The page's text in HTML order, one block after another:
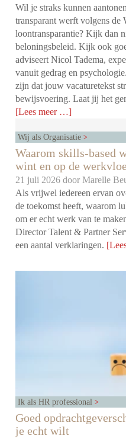
Wil je straks kunnen
transparant werft volgens
loontransparantie? Kijk dan
beloningsbeleid. Kijk ook
adviseert Nicol Tadema,
vanuit gedrag en
zijn dat jouw vacaturetekst
bewijsvoering. Laat jij het
[Lees meer …]
Wij als Organisatie
Waarom skills-based
wint en op de
21 juli 2026 doorMarelle
Als vrijwel iedereen ervan
de toekomst heeft, waarom
om er echt werk van te
Director Talent & Partner
een aantal verklaringen.
Ik als HR professional
Goed
je echt wilt